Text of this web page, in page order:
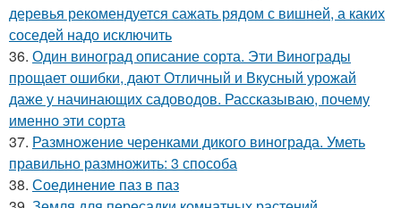
деревья рекомендуется сажать рядом с вишней, а каких
соседей надо исключить
36. Один виноград описание сорта. Эти Винограды
прощает ошибки, дают Отличный и Вкусный урожай
даже у начинающих садоводов. Рассказываю, почему
именно эти сорта
37. Размножение черенками дикого винограда. Уметь
правильно размножить: 3 способа
38. Соединение паз в паз